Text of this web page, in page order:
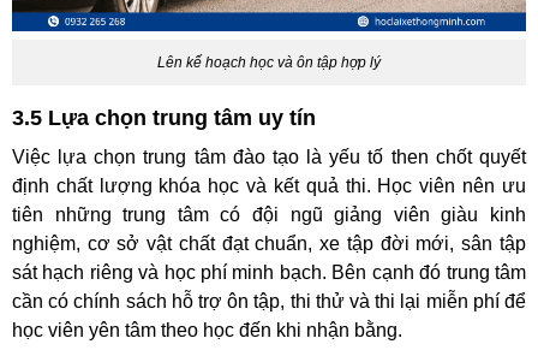
Lên kế hoạch học và ôn tập hợp lý
3.5 Lựa chọn trung tâm uy tín
Việc lựa chọn trung tâm đào tạo là yếu tố then chốt quyết
định chất lượng khóa học và kết quả thi. Học viên nên ưu
tiên những trung tâm có đội ngũ giảng viên giàu kinh
nghiệm, cơ sở vật chất đạt chuẩn, xe tập đời mới, sân tập
sát hạch riêng và học phí minh bạch. Bên cạnh đó trung tâm
cần có chính sách hỗ trợ ôn tập, thi thử và thi lại miễn phí để
học viên yên tâm theo học đến khi nhận bằng.